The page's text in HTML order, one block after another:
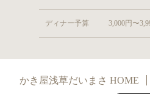
ディナー予算 3,000円〜
かき屋浅草だいまさ HOME